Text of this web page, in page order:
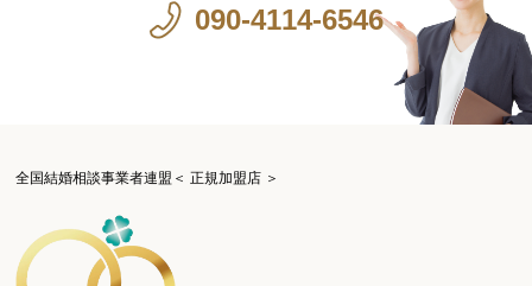
090-4114-6546
全国結婚相談事業者連盟＜ 正規加盟店 ＞